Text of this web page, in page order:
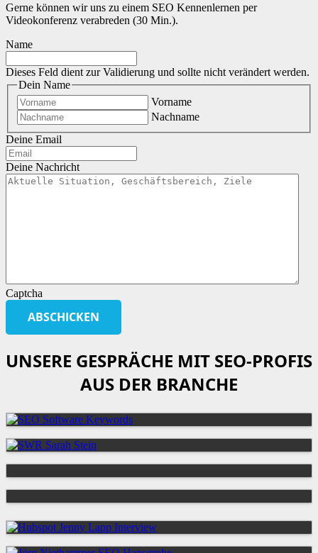
Gerne können wir uns zu einem SEO Kennenlernen per
Videokonferenz verabreden (30 Min.).
Name
Dieses Feld dient zur Validierung und sollte nicht verändert werden.
Dein Name
Vorname
Nachname
Deine Email
Deine Nachricht
Captcha
UNSERE GESPRÄCHE MIT SEO-PROFIS
AUS DER BRANCHE